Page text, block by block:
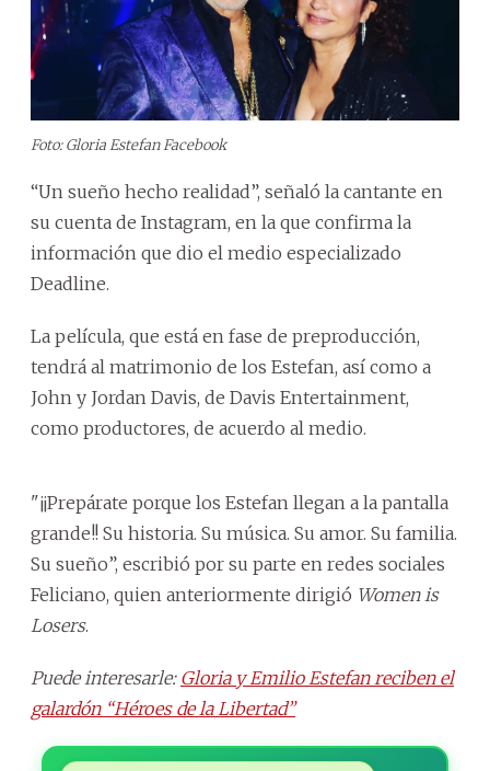
Foto: Gloria Estefan Facebook
“Un sueño hecho realidad”, señaló la cantante en
su cuenta de Instagram, en la que confirma la
información que dio el medio especializado
Deadline.
La película, que está en fase de preproducción,
tendrá al matrimonio de los Estefan, así como a
John y Jordan Davis, de Davis Entertainment,
como productores, de acuerdo al medio.
"¡¡Prepárate porque los Estefan llegan a la pantalla
grande!! Su historia. Su música. Su amor. Su familia.
Su sueño”, escribió por su parte en redes sociales
Feliciano, quien anteriormente dirigió Women is
Losers.
Puede interesarle: Gloria y Emilio Estefan reciben el
galardón “Héroes de la Libertad”